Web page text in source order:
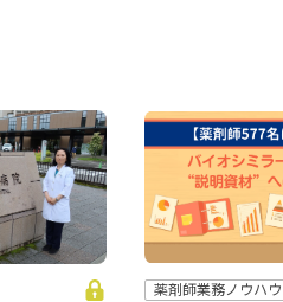
薬剤師業務ノウハウ